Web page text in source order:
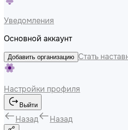
Уведомления
Основной аккаунт
Добавить организацию Стать
Настройки профиля
Выйти
Назад Назад